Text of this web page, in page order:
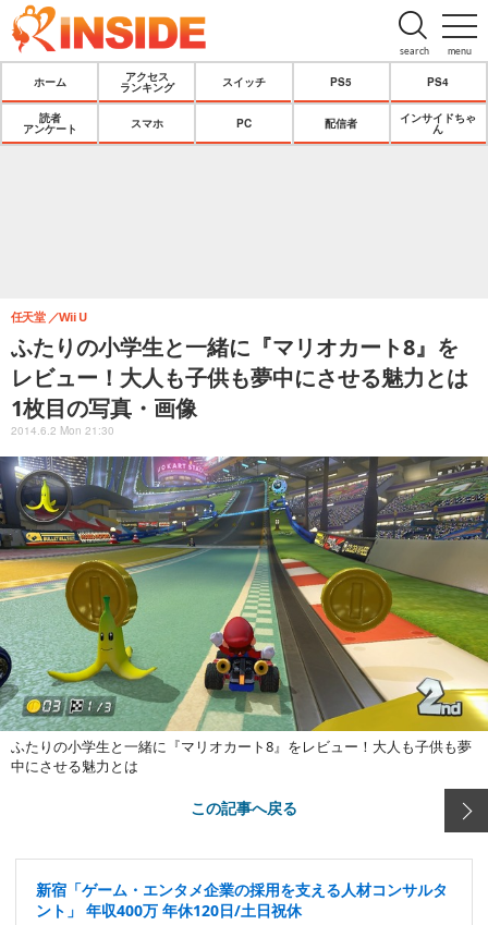
menu
search
ホーム
アクセス
ランキング
スイッチ PS5 PS4
読者
アンケート
スマホ PC 配信者
インサイドちゃ
ん
ふたりの小学生と一緒に『マリオカート8』を
レビュー！大人も子供も夢中にさせる魅力とは
1枚目の写真・画像
任天堂 Wii U
2014.6.2 Mon 21:30
ふたりの小学生と一緒に『マリオカート8』をレビュー！大人も子供も夢
中にさせる魅力とは
この記事へ戻る
新宿「ゲーム・エンタメ企業の採用を支える人材コンサルタ
ント」 年収400万 年休120日/土日祝休